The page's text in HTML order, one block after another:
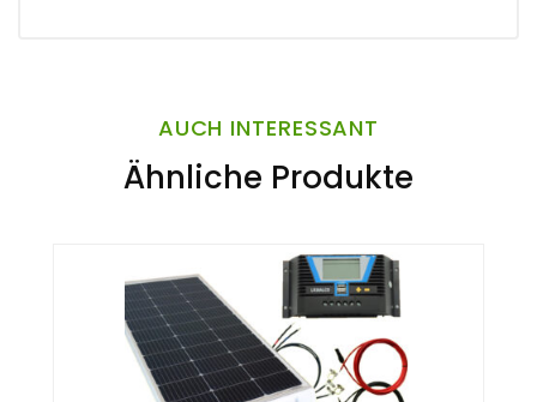
AUCH INTERESSANT
Ähnliche Produkte